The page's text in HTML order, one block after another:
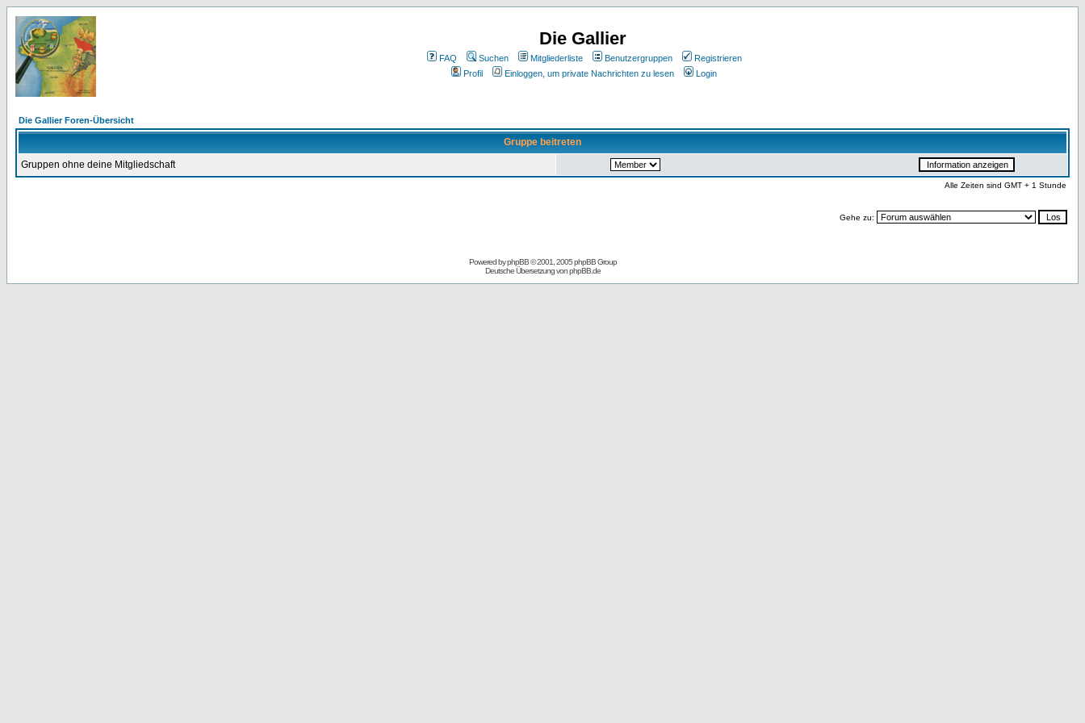
Die Gallier
FAQ Suchen Mitgliederliste Benutzergruppen
Registrieren
Profil
Einloggen, um private Nachrichten zu lesen Login
Die Gallier Foren-Übersicht
Gruppe beitreten
Gruppen ohne deine Mitgliedschaft
Alle Zeiten sind GMT + 1 Stunde
Gehe zu:
Powered byphpBB© 2001, 2005 phpBB Group
Deutsche Übersetzung vonphpBB.de